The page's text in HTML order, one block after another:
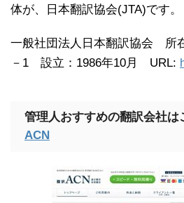
体が、日本翻訳協会(JTA)です。
一般社団法人日本翻訳協会 所
－1 設立：1986年10月 URL:
管理人おすすめの翻訳会
ACN